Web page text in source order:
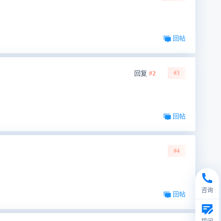
回帖
#3
回复 #2
回帖
#4
回帖 咨询